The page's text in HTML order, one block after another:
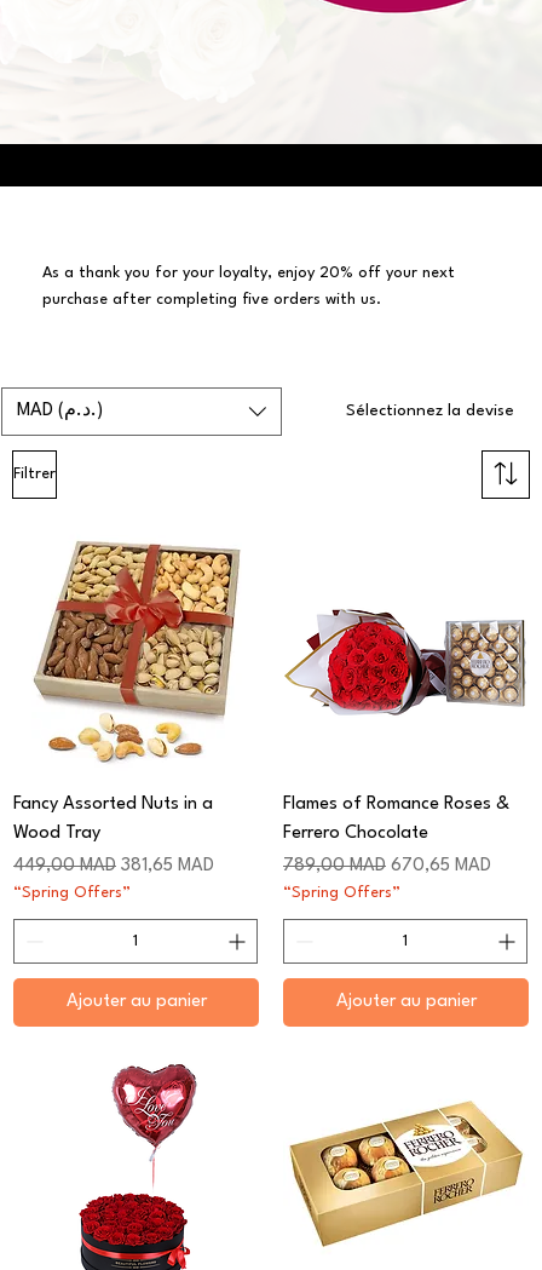
As a thank you for your loyalty, enjoy 20% off your next
purchase after completing five orders with us.
MAD (د.م.) Sélectionnez la devise
Filtrer
Fancy Assorted Nuts in a
Wood Tray
Prix original
449,00 MAD Prix promotionnel
381,65 MAD
“Spring Offers”
Ajouter au panier
Flames of Romance Roses &
Ferrero Chocolate
Prix original
789,00 MAD Prix promotionnel
670,65 MAD
“Spring Offers”
Ajouter au panier